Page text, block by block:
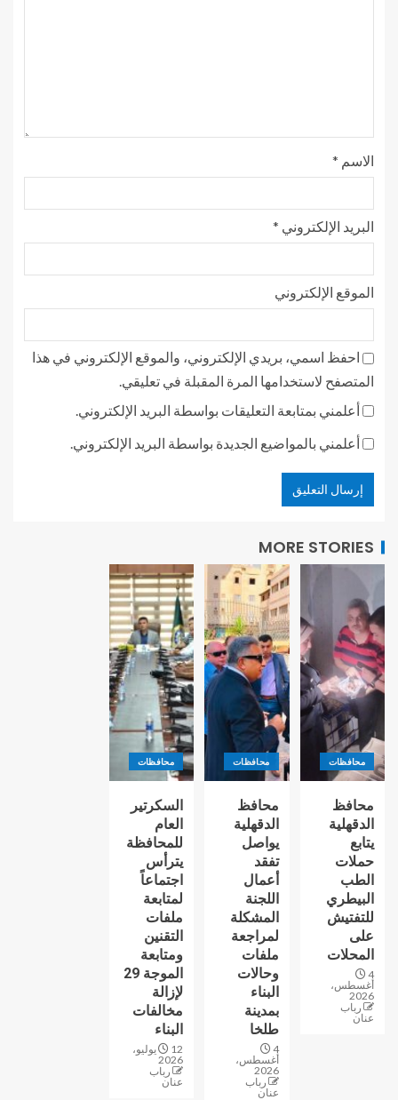
الاسم *
البريد الإلكتروني *
الموقع الإلكتروني
احفظ اسمي، بريدي الإلكتروني، والموقع الإلكتروني في هذا
المتصفح لاستخدامها المرة المقبلة في تعليقي.
أعلمني بمتابعة التعليقات بواسطة البريد الإلكتروني.
أعلمني بالمواضيع الجديدة بواسطة البريد الإلكتروني.
MORE STORIES
محافظات
محافظ
الدقهلية
يتابع
حملات
الطب
البيطري
للتفتيش
على
المحلات
4
أغسطس،
2026
رباب
عنان
محافظات
محافظ
الدقهلية
يواصل
تفقد
أعمال
اللجنة
المشكلة
لمراجعة
ملفات
وحالات
البناء
بمدينة
طلخا
4
أغسطس،
2026
رباب
عنان
محافظات
السكرتير
العام
للمحافظة
يترأس
اجتماعاً
لمتابعة
ملفات
التقنين
ومتابعة
الموجة 29
لإزالة
مخالفات
البناء
12 يوليو،
2026
رباب
عنان